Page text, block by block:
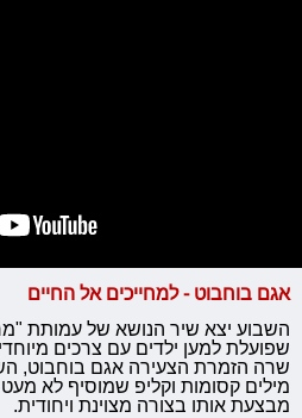
אגם בוחבוט - למחייכים אל החיים
השבוע יצא שיר הנושא של עמותת
שפועלת למען ילדים עם צרכים
שרה הזמרת הצעירה אגם בוחבוט,
מילים קסומות וקליפ שמוסיף לא
מבצעת אותו בצורה מצוינת ויחודית.